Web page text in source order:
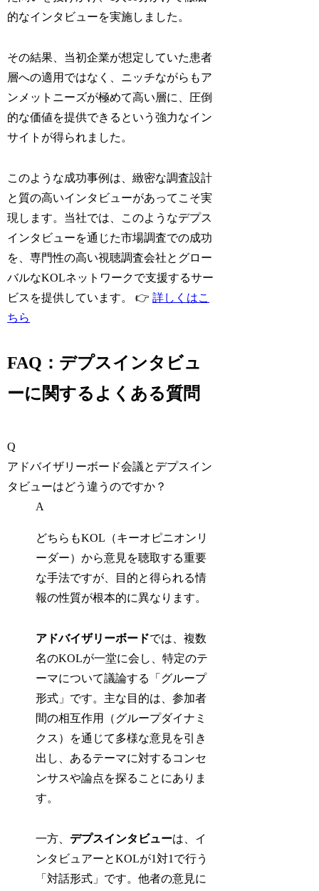
的なインタビューを実施しました。
その結果、当初企業が想定していた患者
層への適用ではなく、ニッチながらもア
ンメットニーズが極めて高い層に、圧倒
的な価値を提供できるという強力なイン
サイトが得られました。
このような成功事例は、緻密な調査設計
と質の高いインタビューがあってこそ実
現します。当社では、このようなデプス
インタビューを通じた市場調査での成功
を、専門性の高い視聴調査会社とグロー
バルなKOLネットワークで支援するサー
ビスを提供しています。 👉詳しくはこ
ちら
FAQ：デプスインタビュ
ーに関するよくある質問
Q
アドバイザリーボード会議とデプスイン
タビューはどう違うのですか？
A
どちらもKOL（キーオピニオンリ
ーダー）から意見を聴取する重要
な手法ですが、目的と得られる情
報の性質が根本的に異なります。
アドバイザリーボードでは、複数
名のKOLが一堂に会し、特定のテ
ーマについて議論する「グループ
形式」です。主な目的は、参加者
間の相互作用（グループダイナミ
クス）を通じて多様な意見を引き
出し、あるテーマに対するコンセ
ンサスや論点を探ることにありま
す。
一方、デプスインタビューは、イ
ンタビュアーとKOLが1対1で行う
「対話形式」です。他者の意見に